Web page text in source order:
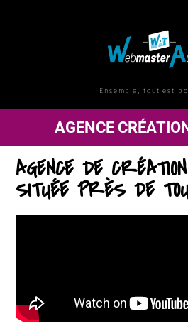
Ensemble, tout est
AGENCE
AGENCE DE
SITUÉE PRÈS DE